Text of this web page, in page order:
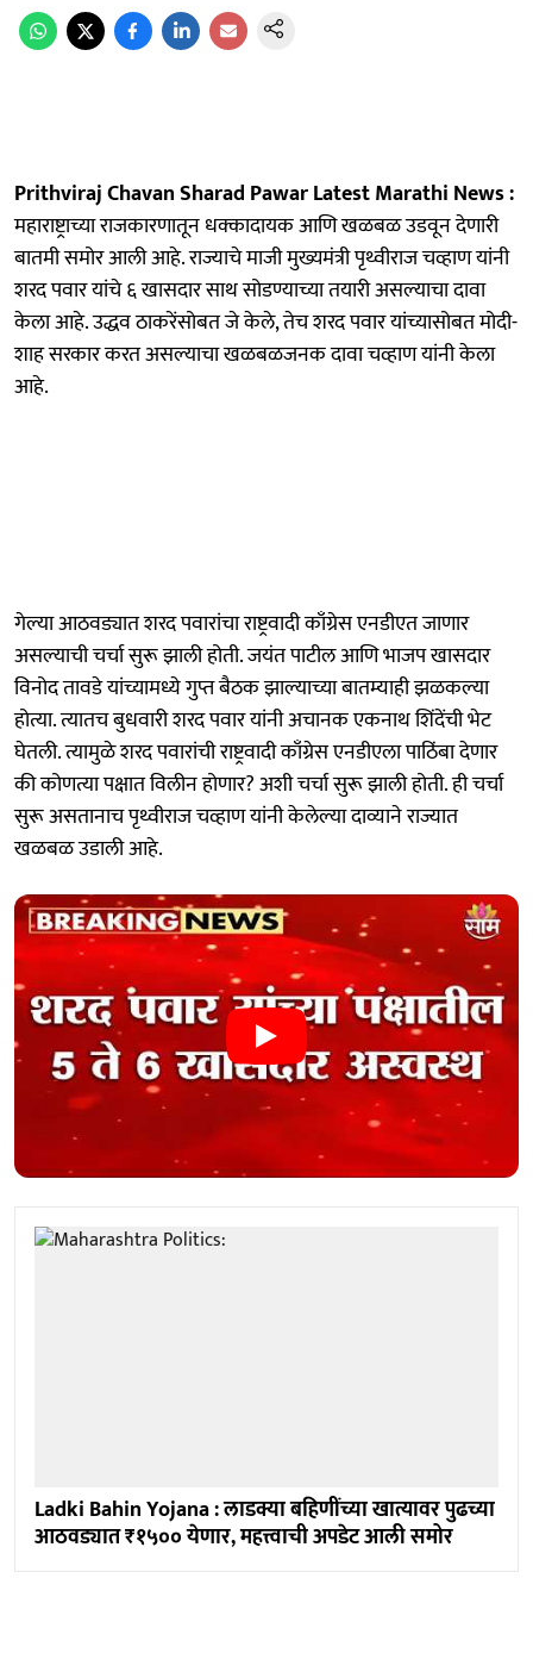
Prithviraj Chavan Sharad Pawar Latest Marathi News :
महाराष्ट्राच्या राजकारणातून धक्कादायक आणि खळबळ उडवून देणारी
बातमी समोर आली आहे. राज्याचे माजी मुख्यमंत्री पृथ्वीराज चव्हाण यांनी
शरद पवार यांचे ६ खासदार साथ सोडण्याच्या तयारी असल्याचा दावा
केला आहे. उद्धव ठाकरेंसोबत जे केले, तेच शरद पवार यांच्यासोबत मोदी-
शाह सरकार करत असल्याचा खळबळजनक दावा चव्हाण यांनी केला
आहे.
गेल्या आठवड्यात शरद पवारांचा राष्ट्रवादी काँग्रेस एनडीएत जाणार
असल्याची चर्चा सुरू झाली होती. जयंत पाटील आणि भाजप खासदार
विनोद तावडे यांच्यामध्ये गुप्त बैठक झाल्याच्या बातम्याही झळकल्या
होत्या. त्यातच बुधवारी शरद पवार यांनी अचानक एकनाथ शिंदेंची भेट
घेतली. त्यामुळे शरद पवारांची राष्ट्रवादी काँग्रेस एनडीएला पाठिंबा देणार
की कोणत्या पक्षात विलीन होणार? अशी चर्चा सुरू झाली होती. ही चर्चा
सुरू असतानाच पृथ्वीराज चव्हाण यांनी केलेल्या दाव्याने राज्यात
खळबळ उडाली आहे.
Ladki Bahin Yojana : लाडक्या बहिणींच्या खात्यावर पुढच्या
आठवड्यात ₹१५०० येणार, महत्त्वाची अपडेट आली समोर